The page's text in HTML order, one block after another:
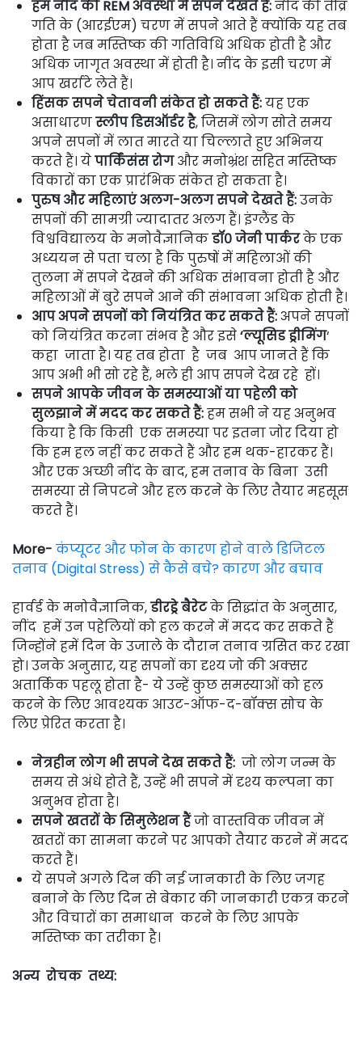
हमनींदकी REM अवस्था मेंसपने देखते हैं:नींद की तीव्र
गति के (आरईएम) चरण में सपने आते हैं क्योंकि यह तब
होता है जब मस्तिष्क की गतिविधि अधिक होती है और
अधिक जागृत अवस्था में होती है। नींद के इसी चरण में
आप खर्राटे लेते हैं।
हिंसक सपने चेतावनी संकेत हो सकते हैं:यह एक
असाधारणस्लीप डिसऑर्डर है, जिसमें लोग सोते समय
अपने सपनों में लात मारते या चिल्लाते हुए अभिनय
करते हैं। येपार्किंसंसरोगऔर मनोभ्रंश सहित मस्तिष्क
विकारों का एक प्रारंभिक संकेत हो सकता है।
पुरुष और महिलाएं अलग-अलग सपने देखते हैं:उनके
सपनों की सामग्री ज्यादातर अलग हैं। इंग्लैंड के
विश्वविद्यालय के मनोवैज्ञानिकडॉ० जेनी पार्करके एक
अध्ययन से पता चला है कि पुरुषों में महिलाओं की
तुलना में सपने देखने की अधिक संभावना होती है और
महिलाओं में बुरे सपने आने की संभावना अधिक होती है।
आप अपने सपनों को नियंत्रित कर सकते हैं:अपने सपनों
को नियंत्रित करना संभव है और इसे‘ल्यूसिड ड्रीमिंग‘
कहा जाता है। यह तब होता है जब आप जानते हैं कि
आप अभी भी सो रहे हैं, भले ही आप सपने देख रहे हों।
सपने आपके जीवन के समस्याओं या पहेली को
सुलझाने में मदद कर सकते हैं:हम सभी ने यह अनुभव
किया है कि किसी एक समस्या पर इतना जोर दिया हो
कि हम हल नहीं कर सकते हैं और हम थक-हारकर हैं।
और एक अच्छी नींद के बाद, हम तनाव के बिना उसी
समस्या से निपटने और हल करने के लिए तैयार महसूस
करते हैं।
More- कंप्यूटर और फोन के कारण होने वाले डिजिटल
तनाव (Digital Stress) से कैसे बचे? कारण और बचाव
हार्वर्ड के मनोवैज्ञानिक,डीरड्रेबैरेटके सिद्धांत के अनुसार,
नींद हमें उन पहेलियों को हल करने में मदद कर सकते हैं
जिन्होंने हमें दिन के उजाले के दौरान तनाव ग्रसित कर रखा
हो। उनके अनुसार, यह सपनों का दृश्य जो की अक्सर
अतार्किक पहलू होता है- ये उन्हें कुछ समस्याओं को हल
करने के लिए आवश्यक आउट-ऑफ-द-बॉक्स सोच के
लिए प्रेरित करता है।
नेत्रहीन लोग भी सपने देख सकते हैं: जो लोग जन्म के
समय से अंधे होते हैं, उन्हें भी सपने में दृश्य कल्पना का
अनुभव होता है।
सपने खतरों के सिमुलेशन हैंजो वास्तविक जीवन में
खतरों का सामना करने पर आपको तैयार करने में मदद
करते हैं।
ये सपने अगले दिन की नई जानकारी के लिए जगह
बनाने के लिए दिन से बेकार की जानकारी एकत्र करने
और विचारों का समाधान करने के लिए आपके
मस्तिष्क का तरीका है।
अन्य रोचक तथ्य: